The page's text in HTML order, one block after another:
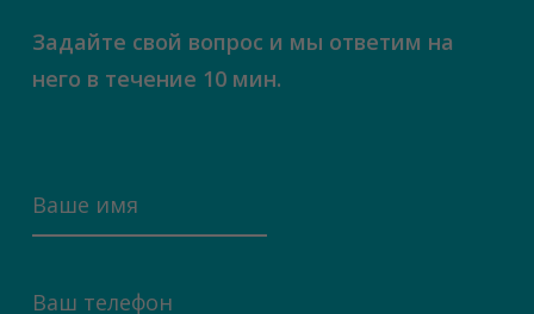
Задайте свой вопрос и мы ответим на
него в течение 10 мин.